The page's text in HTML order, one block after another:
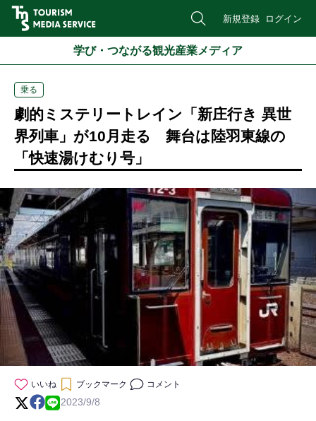
新規登録 ログイン
学び・つながる観光産業メディア
乗る
劇的ミステリートレイン「新庄行き 異世
界列車」が10月走る 舞台は陸羽東線の
「快速湯けむり号」
いいね ブックマーク コメント
2023/9/8